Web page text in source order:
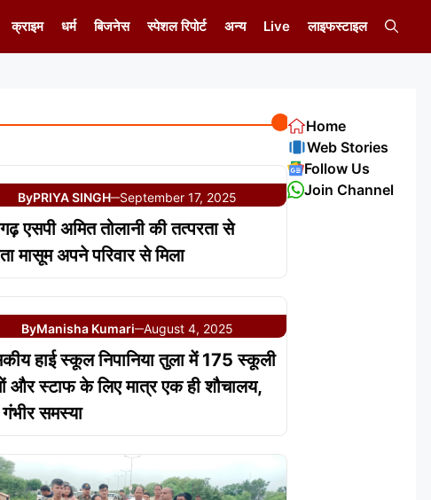
क्राइम धर्म बिजनेस स्पेशल रिपोर्ट अन्य Live लाइफस्टाइल
ByPRIYA SINGH—September 17, 2025
एसपी अमित तोलानी की तत्परता से
मासूम अपने परिवार से मिला
ByManisha Kumari—August 4, 2025
हाई स्कूल निपानिया तुला में 175 स्कूली
और स्टाफ के लिए मात्र एक ही शौचालय,
समस्या
Home
Web Stories
Follow Us
Join Channel